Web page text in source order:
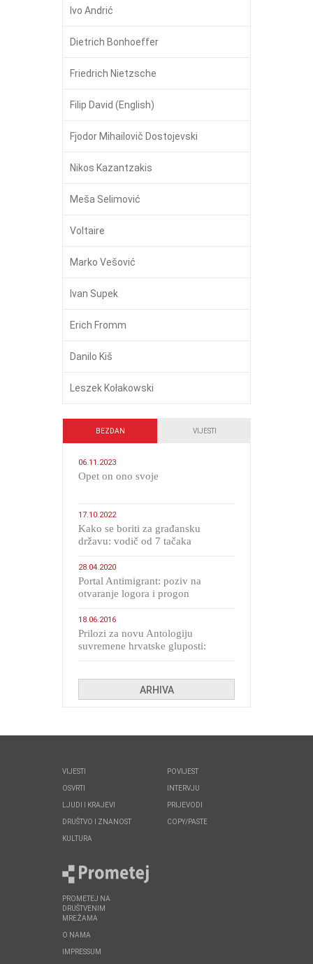
Ivo Andrić
Dietrich Bonhoeffer
Friedrich Nietzsche
Filip David (English)
Fjodor Mihailovič Dostojevski
Nikos Kazantzakis
Meša Selimović
Voltaire
Marko Vešović
Ivan Supek
Erich Fromm
Danilo Kiš
Leszek Kołakowski
BEZDAN VIJESTI
06.11.2023
​Opet on ono svoje
17.10.2022
Kako se boriti za građansku
državu: vodič od 7 tačaka
28.04.2020
Portal Antimigrant: poziv na
otvaranje logora i progon
18.06.2016
Prilozi za novu Antologiju
suvremene hrvatske gluposti:
ARHIVA
VIJESTI
OSVRTI
LJUDI I KRAJEVI
DRUŠTVO I ZNANOST
KULTURA
POVIJEST
INTERVJU
PRIJEVODI
COPY/PASTE
PROMETEJ NA
DRUŠTVENIM
MREŽAMA
O NAMA
IMPRESSUM